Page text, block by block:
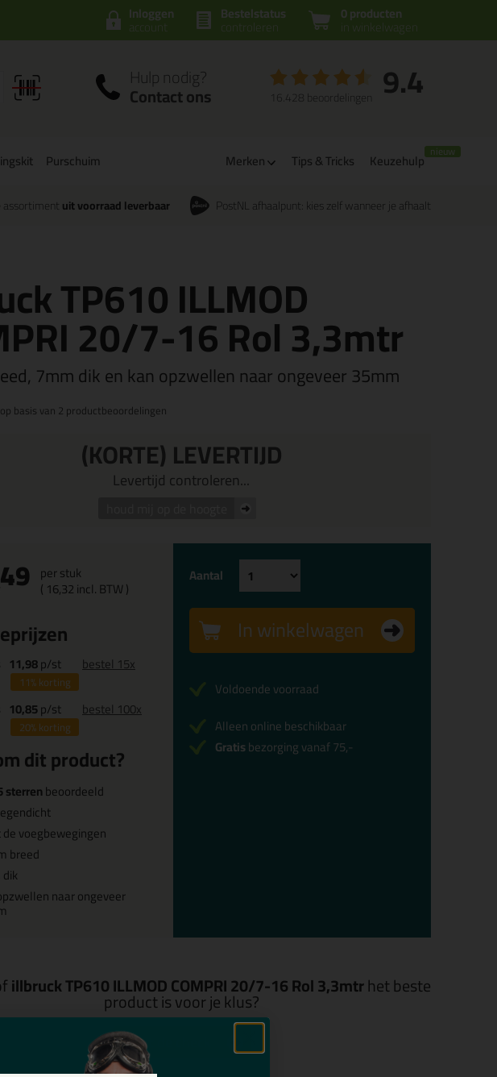
0 producten
in winkelwagen
Bestelstatus
controleren
Inloggen
account
Hulp nodig?
Contact ons 9.4
16.428 beoordelingen
Purschuim Merken Tips & Tricks Keuzehulp
uit voorraad leverbaar PostNL afhaalpunt: kies zelf wanneer je afhaalt
TP610 ILLMOD
20/7-16 Rol 3,3mtr
7mm dik en kan opzwellen naar ongeveer 35mm
op basis van 2 productbeoordelingen
(KORTE) LEVERTIJD
Levertijd controleren...
49 per stuk
( 16,32incl. BTW )
11,98p/st
11%korting
bestel 15x
10,85p/st
20%korting
bestel 100x
dit product?
sterrenbeoordeeld
voegbewegingen
breed
naar ongeveer
Aantal
In winkelwagen
Voldoende voorraad
Alleen online beschikbaar
Gratisbezorging vanaf 75,-
illbruck TP610 ILLMOD COMPRI 20/7-16 Rol 3,3mtrhet beste
product is voor je klus?
Start de check